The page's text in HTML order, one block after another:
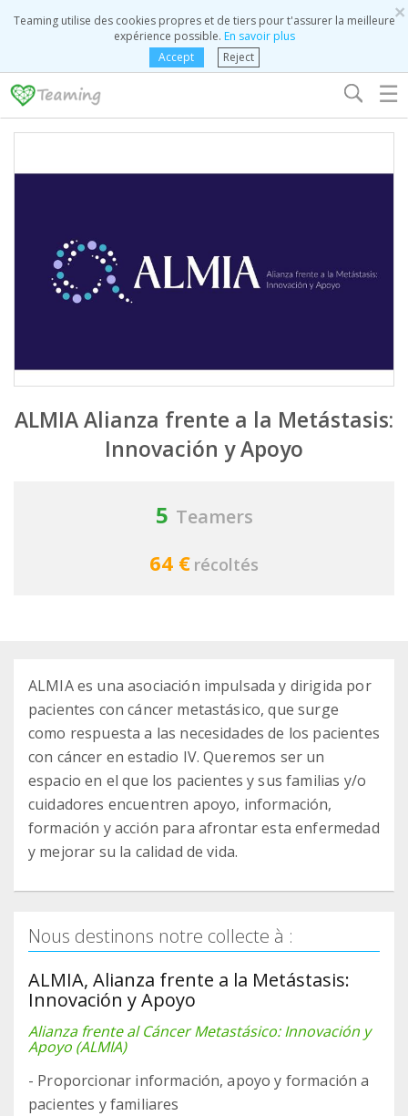
×
Teaming utilise des cookies propres et de tiers pour t'assurer la meilleure
expérience possible. En savoir plus
Accept
Reject
☰
ALMIA Alianza frente a la Metástasis:
Innovación y Apoyo
5 Teamers
64 € récoltés
ALMIA es una asociación impulsada y dirigida por
pacientes con cáncer metastásico, que surge
como respuesta a las necesidades de los pacientes
con cáncer en estadio IV. Queremos ser un
espacio en el que los pacientes y sus familias y/o
cuidadores encuentren apoyo, información,
formación y acción para afrontar esta enfermedad
y mejorar su la calidad de vida.
Nous destinons notre collecte à :
ALMIA, Alianza frente a la Metástasis:
Innovación y Apoyo
Alianza frente al Cáncer Metastásico: Innovación y
Apoyo (ALMIA)
- Proporcionar información, apoyo y formación a
pacientes y familiares